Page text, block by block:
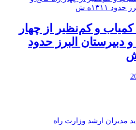
و کم‌نظیر از چهار
و دبيرستان البرز حدود